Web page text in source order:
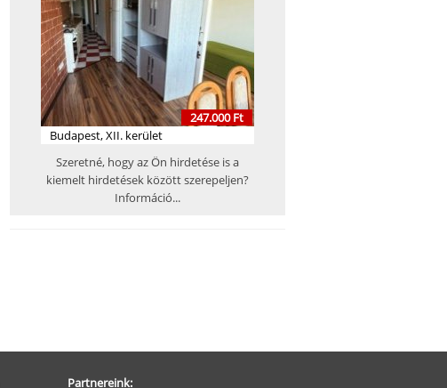
247.000 Ft
Budapest, XII. kerület
Szeretné, hogy az Ön hirdetése is a
kiemelt hirdetések között szerepeljen?
Információ...
Partnereink: